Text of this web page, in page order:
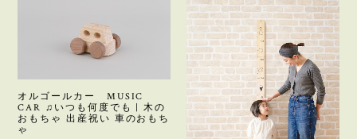
オルゴールカー MUSIC
CAR ♫いつも何度でも | 木の
おもちゃ 出産祝い 車のおもち
ゃ